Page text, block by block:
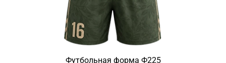
Футбольная форма Ф225